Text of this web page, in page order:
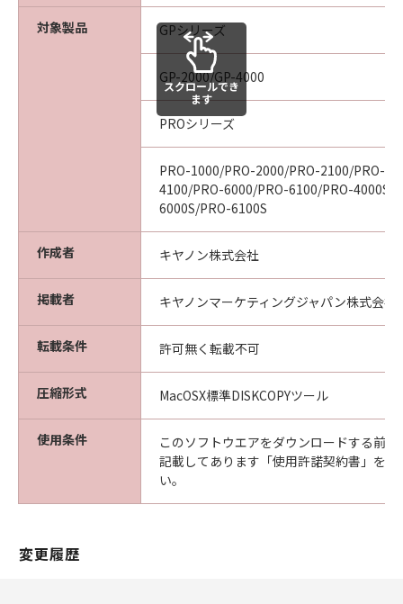
を負わないものとします。
(4) 以上が、「本ソフトウエア」に関するキヤノ
ン、キヤノンの関連会社、それらの販売代理店
及び販売店のすべての責任であり、お客様の唯
一の救済です。
より必要な認可等を得ることなしに「本ソフト
ウエア」の全部または一部を、直接または間接
に輸出してはなりません。
契約期間
(1) 本契約は、お客様が「本ソフトウエア」を
は(3)により終了されるまで有効に存続します。
(2) お客様は、「本ソフトウエア」及びその複
製物のすべてを廃棄及び消去することにより、
本契約を終了させることができます。
(3) キヤノンは、お客様が本契約のいずれかの条
項に違反した場合、直ちに本契約を終了させる
ことができます。
(4) お客様は、上記(3)による本契約の終了後直
ちに、「本ソフトウエア」及びその複製物のす
べてを廃棄及び消去するものとします。
準拠法
U.S. GOVERNMENT RESTRICTED RIGHTS
対象製品 GPシリーズ
GP-2000/GP-4000
PROシリーズ
PRO-1000/PRO-2000/PRO-2100/PRO-
4100/PRO-6000/PRO-6100/PRO-4000S/
6000S/PRO-6100S
作成者 キヤノン株式会社
掲載者 キヤノンマーケティングジャパン株式会社
転載条件 許可無く転載不可
圧縮形式 MacOSX標準DISKCOPYツール
使用条件
このソフトウエアをダウンロードする前
記載してあります「使用許諾契約書」を
い。
スクロールでき
ます
変更履歴